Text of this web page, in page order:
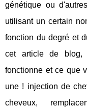
génétique ou
utilisant un certain
fonction du degré et
cet article de blog,
fonctionne et ce que
une ! injection de
cheveux,